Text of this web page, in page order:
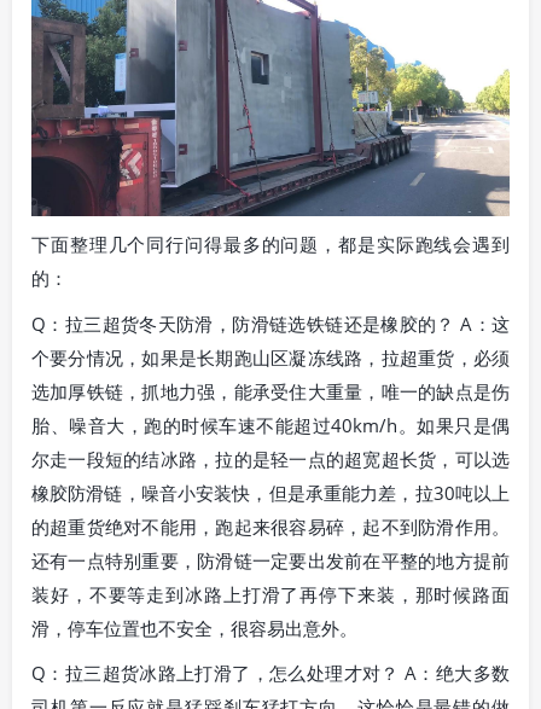
下面整理几个同行问得最多的问题，都是实际跑线会遇到
的：
Q：拉三超货冬天防滑，防滑链选铁链还是橡胶的？ A：这
个要分情况，如果是长期跑山区凝冻线路，拉超重货，必须
选加厚铁链，抓地力强，能承受住大重量，唯一的缺点是伤
胎、噪音大，跑的时候车速不能超过40km/h。如果只是偶
尔走一段短的结冰路，拉的是轻一点的超宽超长货，可以选
橡胶防滑链，噪音小安装快，但是承重能力差，拉30吨以上
的超重货绝对不能用，跑起来很容易碎，起不到防滑作用。
还有一点特别重要，防滑链一定要出发前在平整的地方提前
装好，不要等走到冰路上打滑了再停下来装，那时候路面
滑，停车位置也不安全，很容易出意外。
Q：拉三超货冰路上打滑了，怎么处理才对？ A：绝大多数